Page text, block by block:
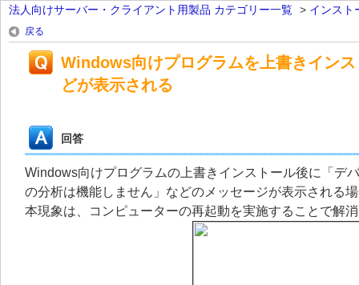
法人向けサーバー・クライアント用製品 カテゴリー一覧 > インスト
戻る
Windows向けプログラムを上書きイン
どが表示される
回答
Windows向けプログラムの上書きインストール後に「デ
の分析は機能しません」などのメッセージが表示される
本現象は、コンピューターの再起動を実施することで解